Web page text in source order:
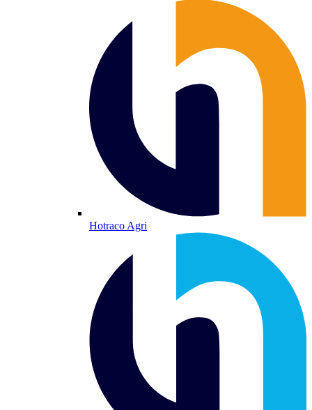
Hotraco Agri